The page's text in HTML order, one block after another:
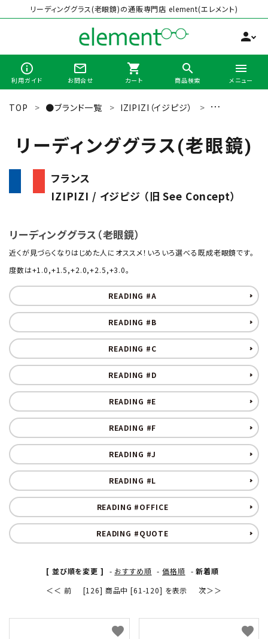
リーディンググラス(老眼鏡)の通販専門店 element(エレメント)
person
info_outline
利用ガイド
mail_outline
お問合せ
shopping_cart
カート
search
商品検索
menu
メニュー
search
全商品から選ぶ
カテゴリーから選ぶ
ブランドから選ぶ
形から選ぶ
色から選ぶ
価格帯から選ぶ
SALE
コンテンツ
INFORMATION
ACCOUNT MENU
ようこそ 会員名 様
meeting_room person 新規会員登録
TOP ●ブランド一覧 IZIPIZI（イジピジ） リーディング
リーディンググラス(老眼鏡)
フランス
IZIPIZI / イジピジ （旧 See Concept）
リーディンググラス（老眼鏡）
近くが見づらくなりはじめた人にオススメ！いろいろ選べる既成老眼鏡です。
度数は+1.0,+1.5,+2.0,+2.5,+3.0。
READING #A
READING #B
READING #C
READING #D
READING #E
READING #F
READING #J
READING #L
READING #OFFICE
READING #QUOTE
[ 並び順を変更 ] - おすすめ順 -価格順 -新着順
＜＜ 前
[126] 商品中 [61-120] を表示 次＞＞
favorite favorite